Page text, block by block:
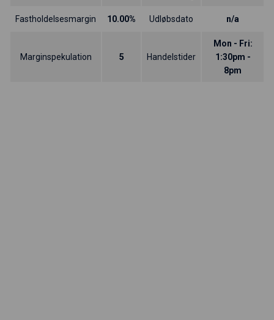
Fastholdelsesmargin 10.00% Udløbsdato n/a
Marginspekulation 5 Handelstider
Mon - Fri:
1:30pm -
8pm